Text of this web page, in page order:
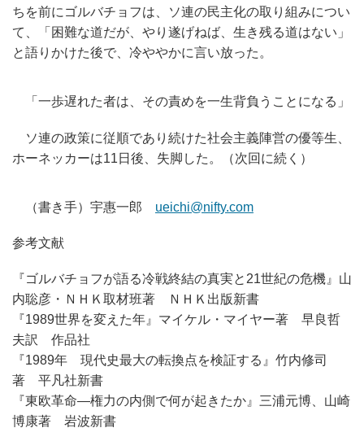
ちを前にゴルバチョ フは、ソ連の民主化の取り組みについ
て、「困難な道だが、 やり遂げねば、生き残る道はない」
と語りかけた後で、 冷ややかに言い放った。
「一歩遅れた者は、その責めを一生背負うことになる」
ソ連の政策に従順であり続けた社会主義陣営の優等生、
ホーネッカーは11日後、失脚した。（次回に続く）
（書き手）宇惠一郎 ueichi@nifty.com
参考文献
『ゴルバチョフが語る冷戦終結の真実と21世紀の危機』山
内聡彦 ・ＮＨＫ取材班著 ＮＨＫ出版新書
『1989世界を変えた年』マイケル・マイヤー著 早良哲
夫訳 作品社
『1989年 現代史最大の転換点を検証する』竹内修司
著 平凡社新書
『東欧革命—権力の内側で何が起きたか』三浦元博、山崎
博康著 岩波新書